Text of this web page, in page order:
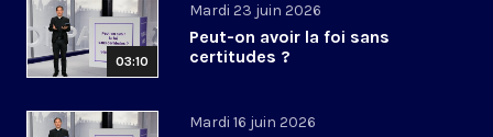
03:10
Mardi 23 juin 2026
Peut-on avoir la foi sans
certitudes ?
Mardi 16 juin 2026